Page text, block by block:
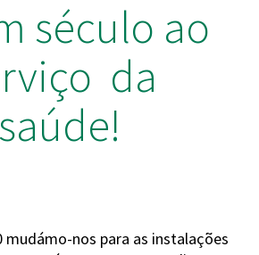
século ao
da
saúde!
mudámo-nos para as instalações